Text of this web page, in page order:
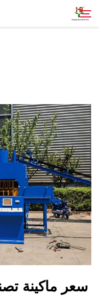
تطبيق
أخبار
اتصل بنا
سعر ماكينة